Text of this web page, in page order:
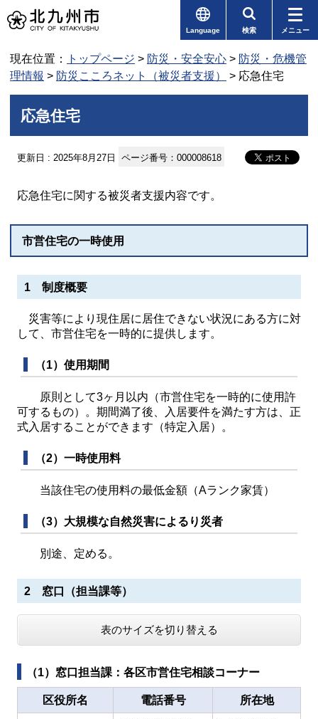
Language 検索 メニュー
現在位置： トップページ > 防災・安全安心 > 防災・危機管
理情報 > 防災こころネット（被災者支援） > 応急住宅
応急住宅
更新日 : 2025年8月27日 ページ番号：000008618
応急住宅に関する被災者支援内容です。
市営住宅の一時使用
1 制度概要
災害等により現住居に居住できない状況にある方に対
して、市営住宅を一時的に提供します。
（1）使用期間
原則として3ヶ月以内（市営住宅を一時的に使用許
可するもの）。期間満了後、入居要件を満たす方は、正
式入居することができます（特定入居）。
（2）一時使用料
当該住宅の使用料の最低金額（Aランク家賃）
（3）大規模な自然災害によるり災者
別途、定める。
2 窓口（担当課等）
表のサイズを切り替える
（1）窓口担当課：各区市営住宅相談コーナー
区役所名 電話番号 所在地